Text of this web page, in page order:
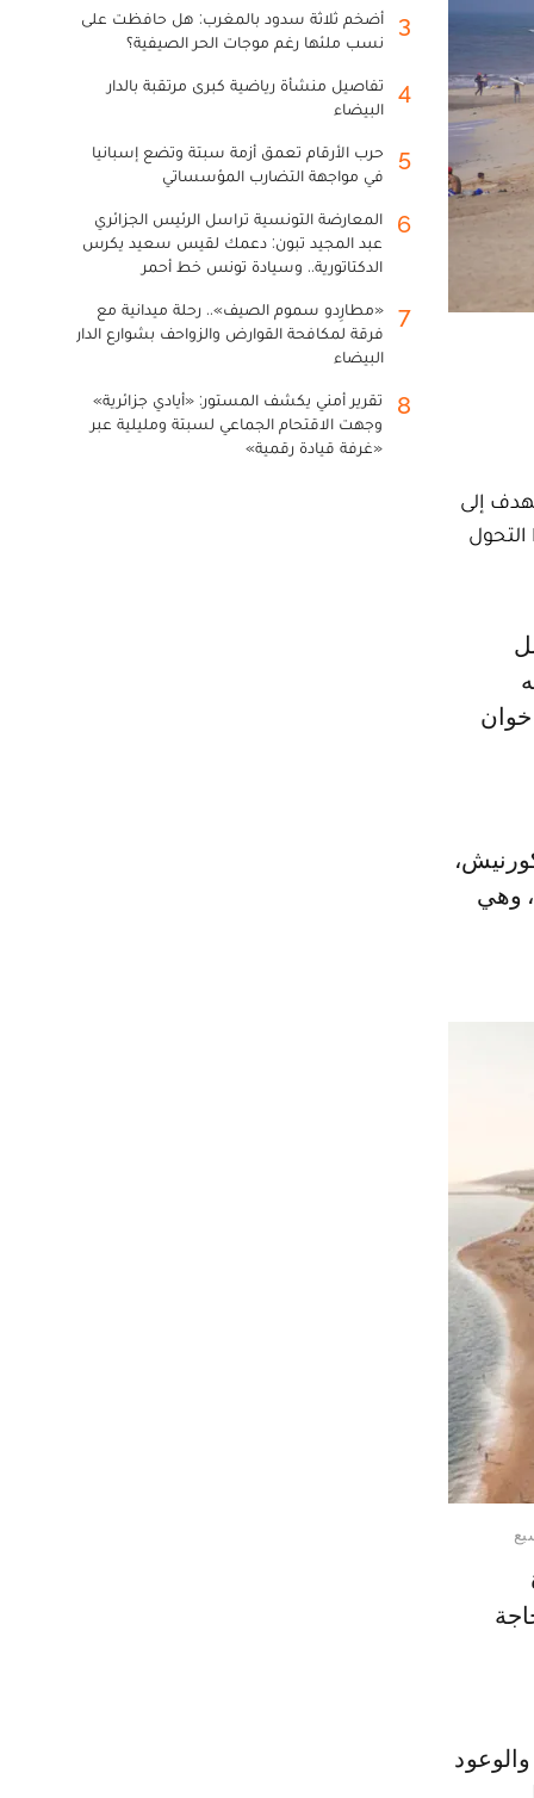
إلى
وهي
3
أضخم ثلاثة سدود بالمغرب: هل حافظت على
نسب ملئها رغم موجات الحر الصيفية؟
4
تفاصيل منشأة رياضية كبرى مرتقبة بالدار
البيضاء
5
حرب الأرقام تعمق أزمة سبتة وتضع إسبانيا
في مواجهة التضارب المؤسساتي
6
المعارضة التونسية تراسل الرئيس الجزائري
عبد المجيد تبون: دعمك لقيس سعيد يكرس
الدكتاتورية.. وسيادة تونس خط أحمر
7
«مطارِدو سموم الصيف».. رحلة ميدانية مع
فرقة لمكافحة القوارض والزواحف بشوارع الدار
البيضاء
8
تقرير أمني يكشف المستور: «أيادي جزائرية»
وجهت الاقتحام الجماعي لسبتة ومليلية عبر
«غرفة قيادة رقمية»